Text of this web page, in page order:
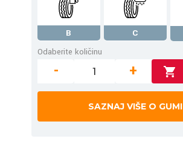
B C
Odaberite količinu
- +
SAZNAJ VIŠE O GUMI